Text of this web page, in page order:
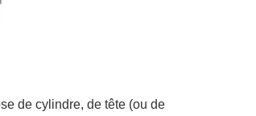
de cylindre, de tête (ou de